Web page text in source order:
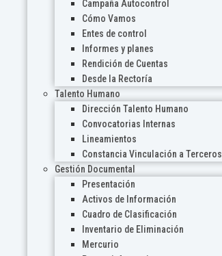
Campaña Autocontrol
Cómo Vamos
Entes de control
Informes y planes
Rendición de Cuentas
Desde la Rectoría
Talento Humano
Dirección Talento Humano
Convocatorias Internas
Lineamientos
Constancia Vinculación a Terceros
Gestión Documental
Presentación
Activos de Información
Cuadro de Clasificación
Inventario de Eliminación
Mercurio